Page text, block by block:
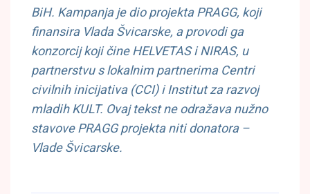
BiH. Kampanja je dio projekta PRAGG, koji
finansira Vlada Švicarske, a provodi ga
konzorcij koji čine HELVETAS i NIRAS, u
partnerstvu s lokalnim partnerima Centri
civilnih inicijativa (CCI) i Institut za razvoj
mladih KULT. Ovaj tekst ne odražava nužno
stavove PRAGG projekta niti donatora –
Vlade Švicarske.